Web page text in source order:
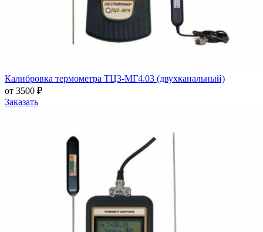
Калибровка термометра ТЦ3-МГ4.03 (двухканальный)
от 3500 ₽
Заказать